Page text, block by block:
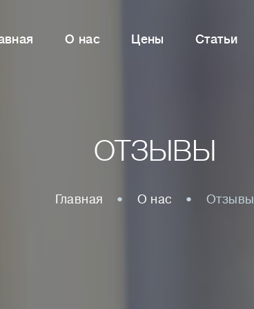
О нас Цены Статьи
ОТЗЫВЫ
Главная О нас Отзывы